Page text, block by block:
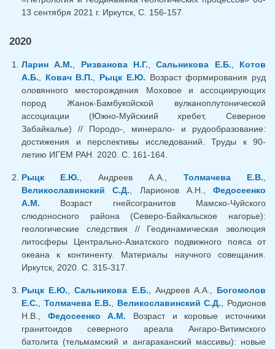
13 сентября 2021 г. Иркутск, С. 156-157
2020
Ларин А.М., Ризванова Н.Г.,Сальникова Е.Б., Котов
А.Б., Ковач В.П., Рыцк Е.Ю. Возраст формирования руд
оловянного месторождения Моховое и ассоциирующих
пород Жанок-Бамбукойской вулканоплутонической
ассоциации (Южно-Муйскиий хребет, Северное
Забайкалье) // Породо-, минерало- и рудообразование:
достижения и перспективы исследований. Труды к 90-
летию ИГЕМ РАН. 2020. С. 161-164.
Рыцк Е.Ю., Андреев А.А., Толмачева Е.В.,
Великославинский С.Д., Ларионов А.Н., Федосеенко
А.М. Возраст гнейсогранитов Мамско-Чуйского
слюдоносного района (Северо-Байкальское нагорье):
геологические следствия // Геодинамическая эволюция
литосферы Центрально-Азиатского подвижного пояса от
океана к континенту. Материалы научного совещания.
Иркутск, 2020. С. 315-317.
Рыцк Е.Ю.,Сальникова Е.Б., Андреев А.А., Богомолов
Е.С., Толмачева Е.В., Великославинский С.Д., Родионов
Н.В., Федосеенко А.М. Возраст и коровые источники
гранитоидов северного ареала Ангаро-Витимского
батолита (тельмамский и ангараканский массивы): новые